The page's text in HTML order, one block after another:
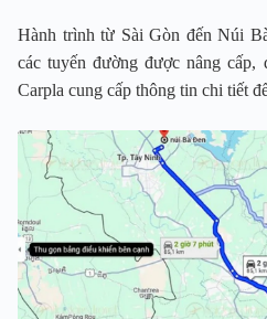
Hành trình từ Sài Gòn đến Núi
các tuyến đường được nâng cấp,
Carpla cung cấp thông tin chi tiết